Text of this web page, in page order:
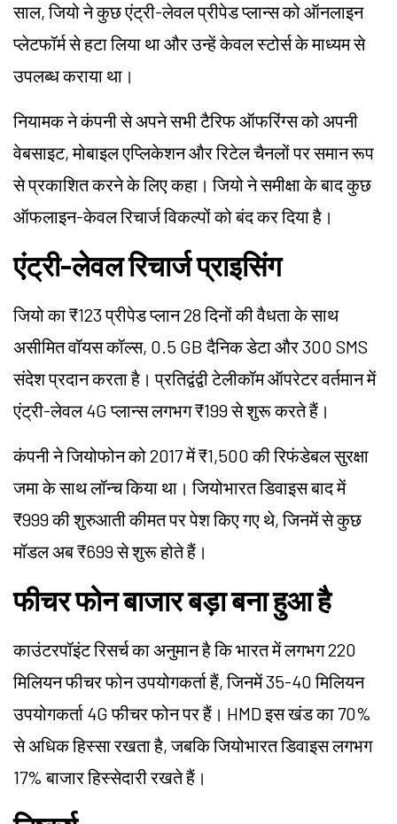
साल, जियो ने कुछ एंट्री-लेवल प्रीपेड प्लान्स को ऑनलाइन
प्लेटफॉर्म से हटा लिया था और उन्हें केवल स्टोर्स के माध्यम से
उपलब्ध कराया था।
नियामक ने कंपनी से अपने सभी टैरिफ ऑफरिंग्स को अपनी
वेबसाइट, मोबाइल एप्लिकेशन और रिटेल चैनलों पर समान रूप
से प्रकाशित करने के लिए कहा। जियो ने समीक्षा के बाद कुछ
ऑफलाइन-केवल रिचार्ज विकल्पों को बंद कर दिया है।
एंट्री-लेवल रिचार्ज प्राइसिंग
जियो का ₹123 प्रीपेड प्लान 28 दिनों की वैधता के साथ
असीमित वॉयस कॉल्स, 0.5 GB दैनिक डेटा और 300 SMS
संदेश प्रदान करता है। प्रतिद्वंद्वी टेलीकॉम ऑपरेटर वर्तमान में
एंट्री-लेवल 4G प्लान्स लगभग ₹199 से शुरू करते हैं।
कंपनी ने जियोफोन को 2017 में ₹1,500 की रिफंडेबल सुरक्षा
जमा के साथ लॉन्च किया था। जियोभारत डिवाइस बाद में
₹999 की शुरुआती कीमत पर पेश किए गए थे, जिनमें से कुछ
मॉडल अब ₹699 से शुरू होते हैं।
फीचर फोन बाजार बड़ा बना हुआ है
काउंटरपॉइंट रिसर्च का अनुमान है कि भारत में लगभग 220
मिलियन फीचर फोन उपयोगकर्ता हैं, जिनमें 35-40 मिलियन
उपयोगकर्ता 4G फीचर फोन पर हैं। HMD इस खंड का 70%
से अधिक हिस्सा रखता है, जबकि जियोभारत डिवाइस लगभग
17% बाजार हिस्सेदारी रखते हैं।